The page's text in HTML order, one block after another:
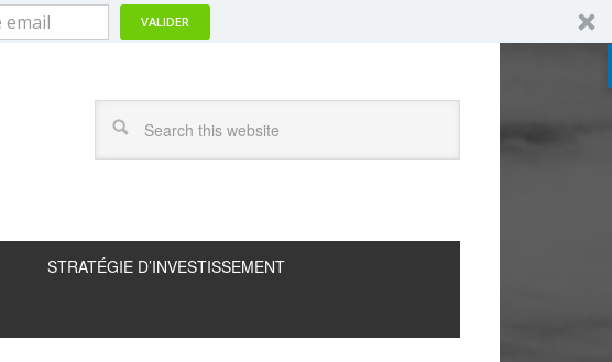
VALIDER
STRATÉGIE D’INVESTISSEMENT